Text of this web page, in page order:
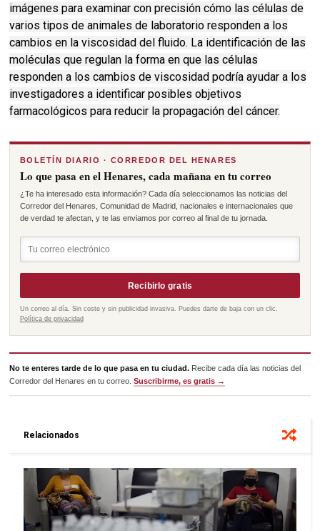
imágenes para examinar con precisión cómo las células de
varios tipos de animales de laboratorio responden a los
cambios en la viscosidad del fluido. La identificación de las
moléculas que regulan la forma en que las células
responden a los cambios de viscosidad podría ayudar a los
investigadores a identificar posibles objetivos
farmacológicos para reducir la propagación del cáncer.
BOLETÍN DIARIO · CORREDOR DEL HENARES
Lo que pasa en el Henares, cada mañana en tu correo
¿Te ha interesado esta información? Cada día seleccionamos las noticias del
Corredor del Henares, Comunidad de Madrid, nacionales e internacionales que
de verdad te afectan, y te las enviamos por correo al final de tu jornada.
Recibirlo gratis
Un correo al día. Sin coste y sin publicidad invasiva. Puedes darte de baja con un clic.
Política de privacidad
No te enteres tarde de lo que pasa en tu ciudad. Recibe cada día las noticias del
Corredor del Henares en tu correo.Suscribirme, es gratis →
Relacionados